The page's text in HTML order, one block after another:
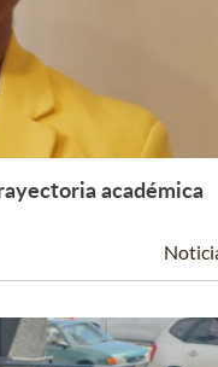
Leer Más +
académica